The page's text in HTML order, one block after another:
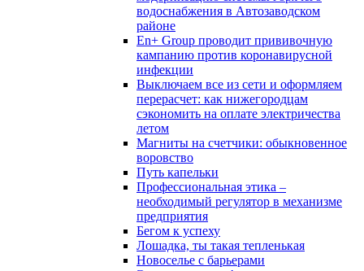
водоснабжения в Автозаводском
районе
En+ Group проводит прививочную
кампанию против коронавирусной
инфекции
Выключаем все из сети и оформляем
перерасчет: как нижегородцам
сэкономить на оплате электричества
летом
Магниты на счетчики: обыкновенное
воровство
Путь капельки
Профессиональная этика –
необходимый регулятор в механизме
предприятия
Бегом к успеху
Лошадка, ты такая тепленькая
Новоселье с барьерами